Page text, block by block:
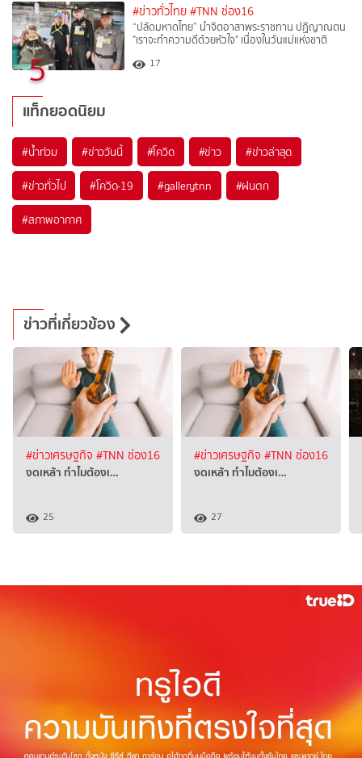
5
#ข่าวทั่วไทย #TNN ช่อง16
“ปลัดมหาดไทย” นำจิตอาสาพระราชทาน ปฏิญาณตน
"เราจะทำความดีด้วยหัวใจ" เนื่องในวันแม่แห่งชาติ
17
แท็กยอดนิยม
#น้ำท่วม #ข่าววันนี้ #โควิด #ข่าว #ข่าวล่าสุด
#ข่าวทั่วไป #โควิด-19 #gallerytnn #ฝนตก
#สภาพอากาศ
ข่าวที่เกี่ยวข้อง
#ข่าวเศรษฐกิจ #TNN ช่อง16
งดเหล้า ทำไมต้องเ…
25
#ข่าวเศรษฐกิจ #TNN ช่อง16
งดเหล้า ทำไมต้องเ…
27